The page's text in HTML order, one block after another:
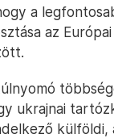
a
az Európai
ukrajnai
külföldi,